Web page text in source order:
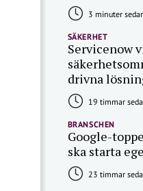
3 minuter
SÄKERHET
Servicenow
drivna
19 timmar
BRANSCHEN
Google-
ska starta
23 timmar